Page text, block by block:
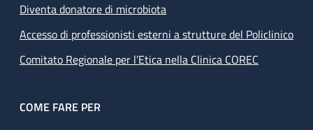
Diventa donatore di microbiota
Accesso di professionisti esterni a strutture del Policlinico
Comitato Regionale per l’Etica nella Clinica COREC
COME FARE PER